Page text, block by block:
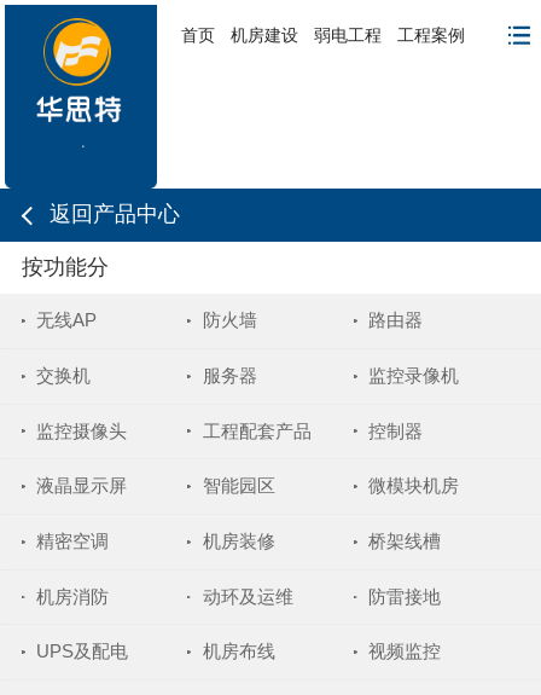
首页 机房建设 弱电工程 工程案例
返回产品中心
按功能分
无线AP 防火墙 路由器
交换机 服务器 监控录像机
监控摄像头 工程配套产品 控制器
液晶显示屏 智能园区 微模块机房
精密空调 机房装修 桥架线槽
机房消防 动环及运维 防雷接地
UPS及配电 机房布线 视频监控